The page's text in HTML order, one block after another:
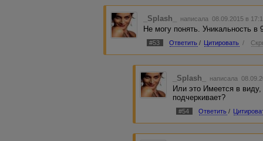
_Splash_ написала 08.09.2015 в
Не могу понять. Уникальность в
#53 Ответить / Цитировать /
_Splash_ написала
Или это Имеется в
подчеркивает?
#54 Ответить /